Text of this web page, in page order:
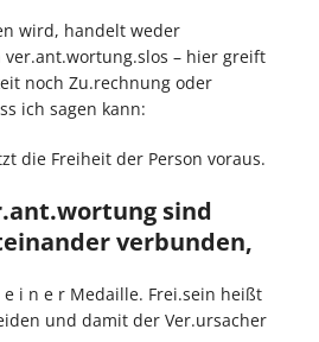
wird, handelt weder
– hier greift
noch Zu.rechnung oder
ich sagen kann:
die Freiheit der Person voraus.
sind
verbunden,
i n e r Medaille. Frei.sein heißt
und damit der Ver.ursacher